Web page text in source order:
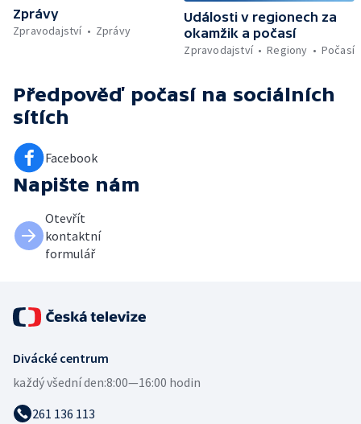
Zprávy
Zpravodajství
Zprávy
Události v regionech za
okamžik a počasí
Zpravodajství
Regiony Počasí
Předpověď počasí na sociálních
sítích
Facebook
Napište nám
Otevřít
kontaktní
formulář
Divácké centrum
každý všední den:8:00—16:00 hodin
261 136 113